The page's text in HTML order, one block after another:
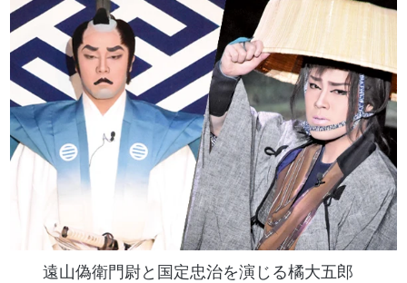
遠山偽衛門尉と国定忠治を演じる橘大五郎